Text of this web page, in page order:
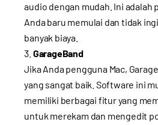
audio dengan mudah. Ini adalah
Anda baru memulai dan tidak
banyak biaya.
GarageBand
Jika Anda pengguna Mac,
yang sangat baik. Software ini
memiliki berbagai fitur yang
untuk merekam dan mengedit